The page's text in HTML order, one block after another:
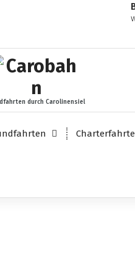
durch Carolinensiel